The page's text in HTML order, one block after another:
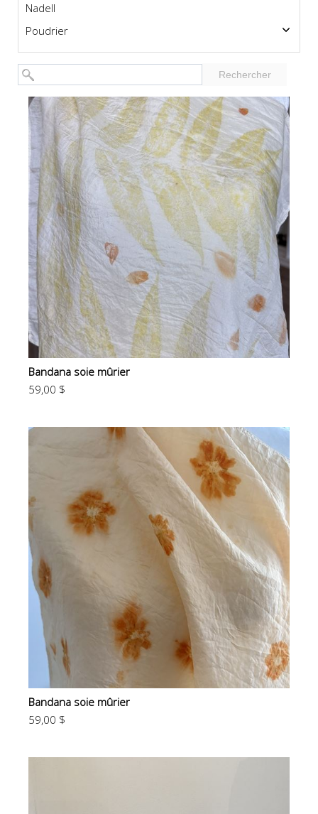
Nadell
Poudrier
Rechercher
Bandana soie mûrier
59,00 $
Bandana soie mûrier
59,00 $